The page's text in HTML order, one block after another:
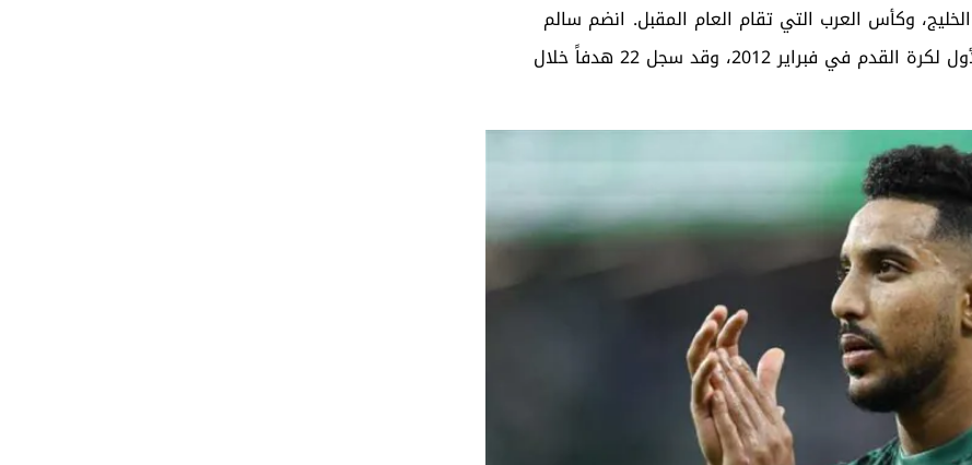
انضم سالم
الدوسري صاحب الـ33 عاماً، إلى قائمة المنتخب السعودي الأول لكرة القدم في فبراير 2012، وقد سجل 22 هدفاً خلال